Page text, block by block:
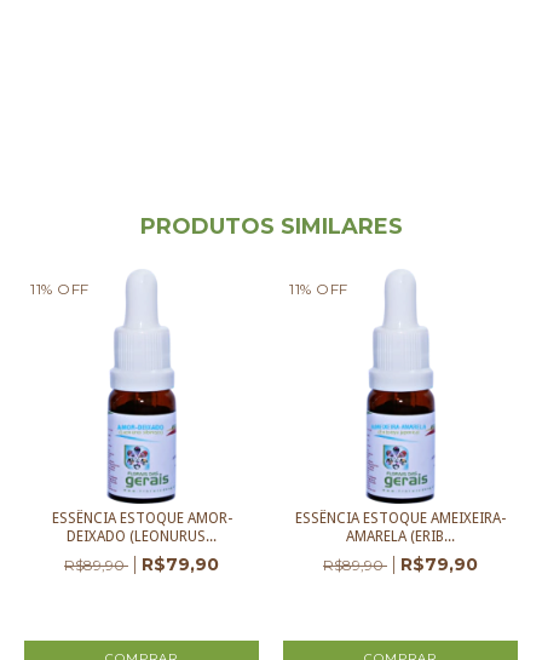
PRODUTOS SIMILARES
11% OFF
ESSÊNCIA ESTOQUE AMOR-
DEIXADO (LEONURUS...
R$89,90 R$79,90
11% OFF
ESSÊNCIA ESTOQUE AMEIXEIRA-
AMARELA (ERIB...
R$89,90 R$79,90